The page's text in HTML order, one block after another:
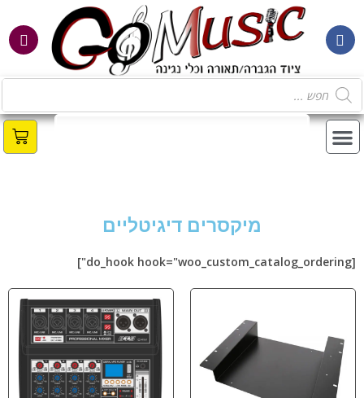
מיקסרים דיגיטליים
[do_hook hook="woo_custom_catalog_ordering"]